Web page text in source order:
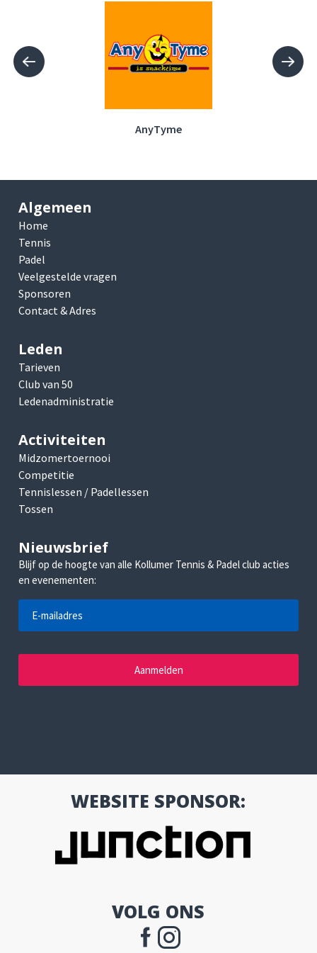
Algemeen
Home
Tennis
Padel
Veelgestelde vragen
Sponsoren
Contact & Adres
Leden
Tarieven
Club van 50
Ledenadministratie
Activiteiten
Midzomertoernooi
Competitie
Tennislessen / Padellessen
Tossen
Nieuwsbrief
Blijf op de hoogte van alle Kollumer Tennis & Padel club acties
en evenementen:
WEBSITE SPONSOR:
VOLG ONS